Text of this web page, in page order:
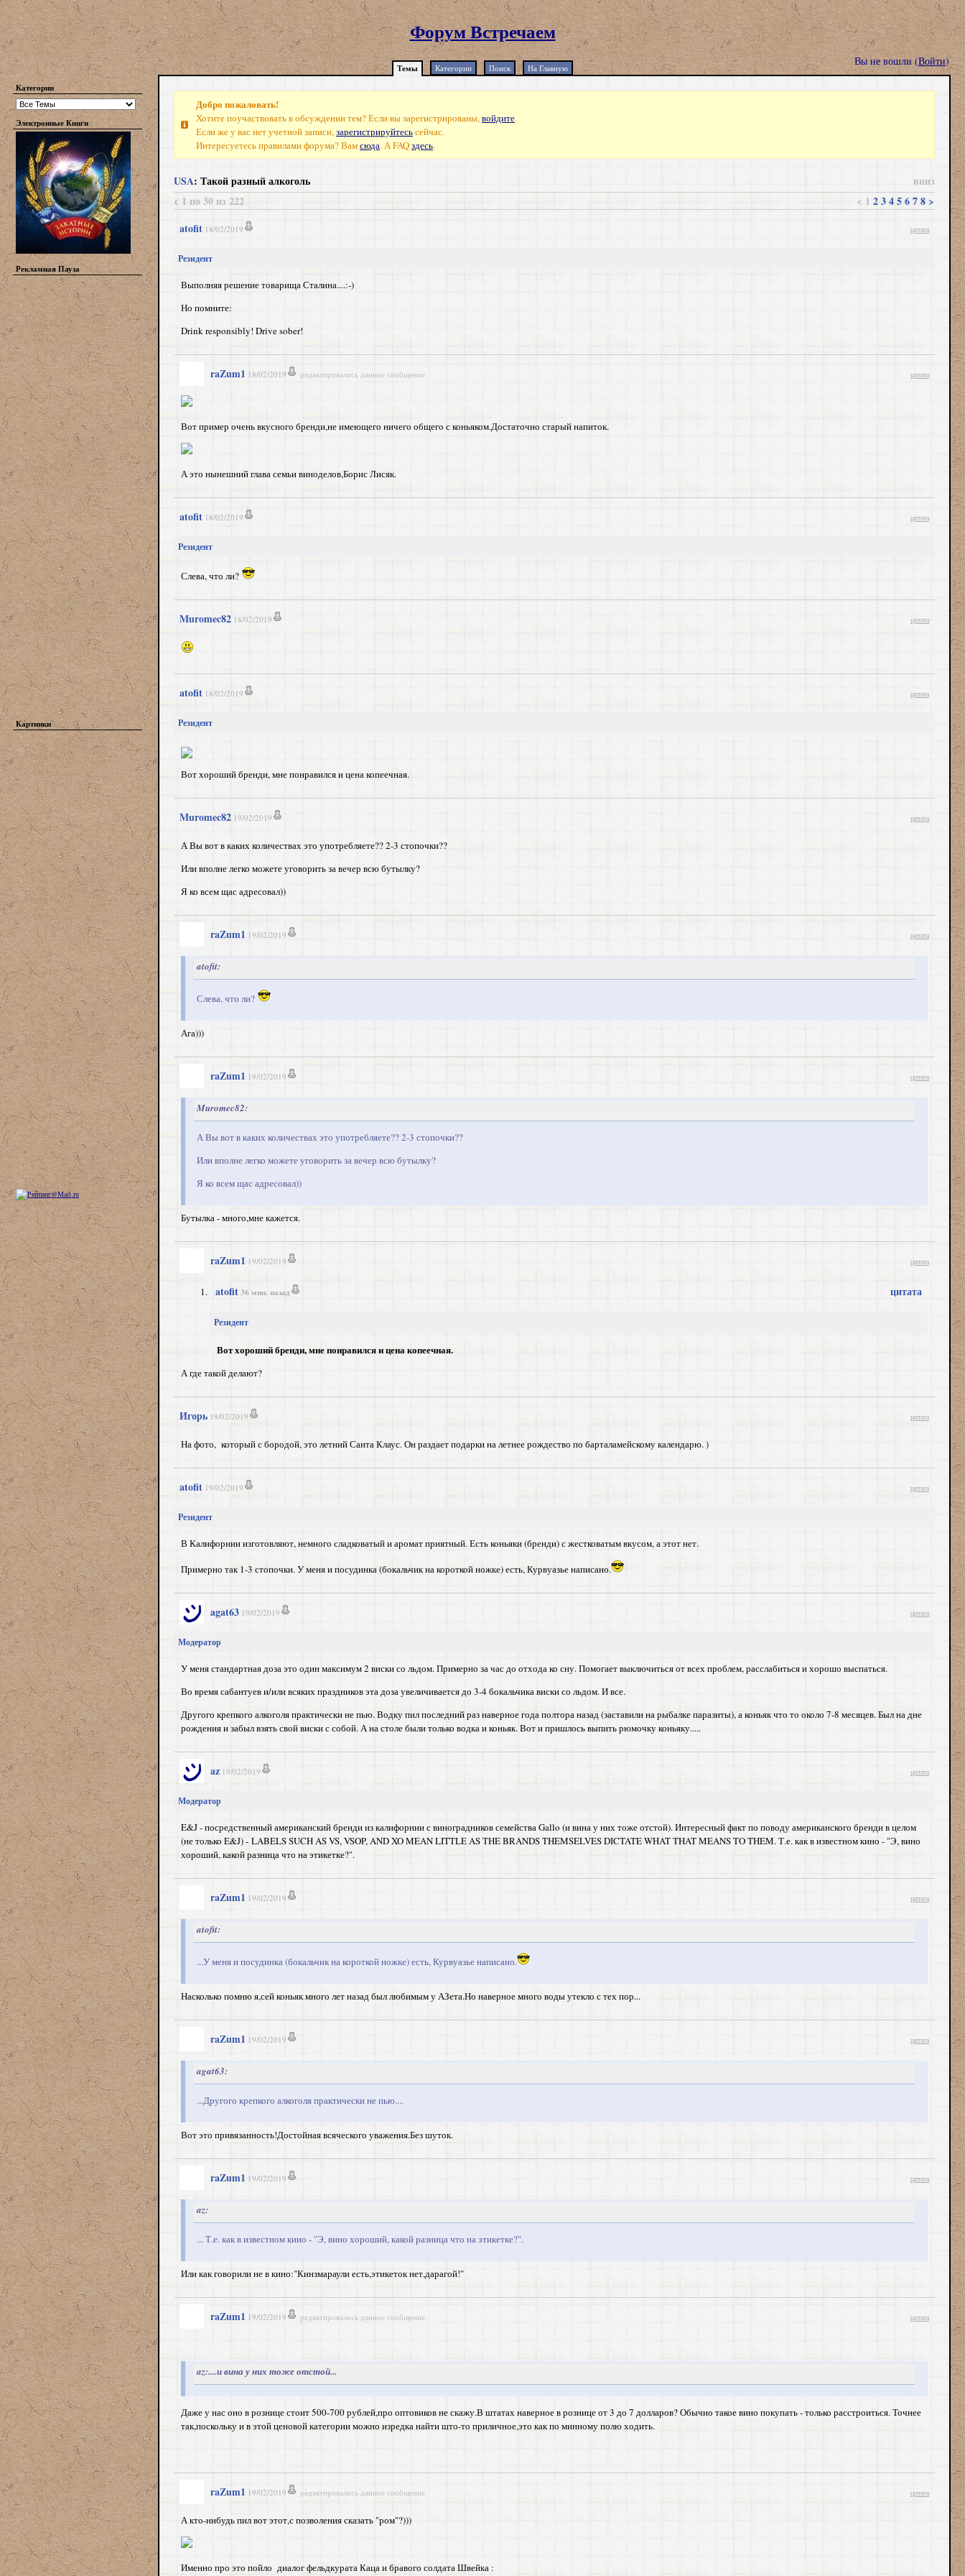
Вы не вошли (Войти)
Форум Встречаем
Темы Категории Поиск На Главную
Категории
Электронные Книги
Рекламная Пауза
Картинки
Добро пожаловать!
Хотите поучаствовать в обсуждении тем? Если вы зарегистрированы,войдите.
Если же у вас нет учетной записи,зарегистрируйтесьсейчас.
Интересуетесь правилами форума? Вамсюда. А FAQздесь.
USA: Такой разный алкоголь
вниз
с 1 по 30 из 222
< 1 2345678 >
atofit 18/02/2019 цитата
Резидент
Выполняя решение товарища Сталина....:-)
Но помните:
Drink responsibly! Drive sober!
raZum1 18/02/2019 редактировалось данное сообщение цитата
Вот пример очень вкусного бренди,не имеющего ничего общего с коньяком.Достаточно старый напиток.
А это нынешний глава семьи виноделов,Борис Лисяк.
atofit 18/02/2019 цитата
Резидент
Слева, что ли?
Muromec82 18/02/2019 цитата
atofit 18/02/2019 цитата
Резидент
Вот хороший бренди, мне понравился и цена копеечная.
Muromec82 19/02/2019 цитата
А Вы вот в каких количествах это употребляете?? 2-3 стопочки??
Или вполне легко можете уговорить за вечер всю бутылку?
Я ко всем щас адресовал))
raZum1 19/02/2019 цитата
atofit:
Слева, что ли?
Ага)))
raZum1 19/02/2019 цитата
Muromec82:
А Вы вот в каких количествах это употребляете?? 2-3 стопочки??
Или вполне легко можете уговорить за вечер всю бутылку?
Я ко всем щас адресовал))
Бутылка - много,мне кажется.
raZum1 19/02/2019 цитата
atofit36 мин. назад цитата
Резидент
Вот хороший бренди, мне понравился и цена копеечная.
А где такой делают?
Игорь 19/02/2019 цитата
На фото, который с бородой, это летний Санта Клаус. Он раздает подарки на летнее рождество по барталамейскому календарю. )
atofit 19/02/2019 цитата
Резидент
В Калифорнии изготовляют, немного сладковатый и аромат приятный. Есть коньяки (бренди) с жестковатым вкусом, а этот нет.
Примерно так 1-3 стопочки. У меня и посудинка (бокальчик на короткой ножке) есть, Курвуазье написано.
agat63 19/02/2019 цитата
Модератор
У меня стандартная доза это один максимум 2 виски со льдом. Примерно за час до отхода ко сну. Помогает выключиться от всех проблем, расслабиться и хорошо выспаться.
Во время сабантуев и/или всяких праздников эта доза увеличивается до 3-4 бокальчика виски со льдом. И все.
Другого крепкого алкоголя практически не пью. Водку пил последний раз наверное года полтора назад (заставили на рыбалке паразиты), а коньяк что то около 7-8 месяцев. Был на дне
рождения и забыл взять свой виски с собой. А на столе были только водка и коньяк. Вот и пришлось выпить рюмочку коньяку.....
az 19/02/2019 цитата
Модератор
E&J - посредственный американский бренди из калифорнии с виноградников семейства Gallo (и вина у них тоже отстой). Интересный факт по поводу американского бренди в целом
(не только E&J) - LABELS SUCH AS VS, VSOP, AND XO MEAN LITTLE AS THE BRANDS THEMSELVES DICTATE WHAT THAT MEANS TO THEM. Т.е. как в известном кино - "Э, вино
хороший, какой разница что на этикетке?".
raZum1 19/02/2019 цитата
atofit:
...У меня и посудинка (бокальчик на короткой ножке) есть, Курвуазье написано.
Насколько помню я,сей коньяк много лет назад был любимым у АЗета.Но наверное много воды утекло с тех пор...
raZum1 19/02/2019 цитата
agat63:
...Другого крепкого алкоголя практически не пью....
Вот это привязанность!Достойная всяческого уважения.Без шуток.
raZum1 19/02/2019 цитата
az:
... Т.е. как в известном кино - "Э, вино хороший, какой разница что на этикетке?".
Или как говорили не в кино:"Кинзмараули есть,этикеток нет,дарагой!"
raZum1 19/02/2019 редактировалось данное сообщение цитата
az:....и вина у них тоже отстой...
Даже у нас оно в рознице стоит 500-700 рублей,про оптовиков не скажу.В штатах наверное в рознице от 3 до 7 долларов? Обычно такое вино покупать - только расстроиться. Точнее
так,поскольку и в этой ценовой категории можно изредка найти што-то приличное,это как по минному полю ходить.
raZum1 19/02/2019 редактировалось данное сообщение цитата
А кто-нибудь пил вот этот,с позволения сказать "ром"?)))
Именно про это пойло диалог фельдкурата Каца и бравого солдата Швейка :